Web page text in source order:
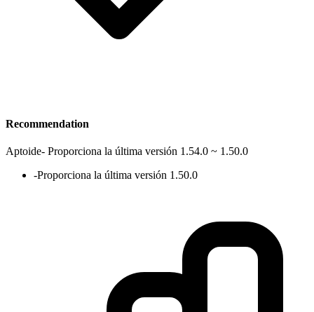
Recommendation
Aptoide- Proporciona la última versión 1.54.0 ~ 1.50.0
-Proporciona la última versión 1.50.0